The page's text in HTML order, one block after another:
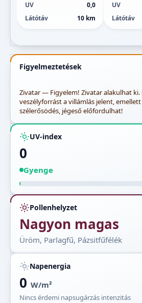
UV
0,0
Látótáv
10 km
UV
Látótáv
Figyelmeztetések
Zivatar — Figyelem! Zivatar alakulhat ki.
veszélyforrást a villámlás jelent,
szélerősödés, jégeső előfordulhat!
UV-index
0
Gyenge
Pollenhelyzet
Nagyon magas
Üröm, Parlagfű, Pázsitfűfélék
Napenergia
0 W/m²
Nincs érdemi napsugárzás intenzitás